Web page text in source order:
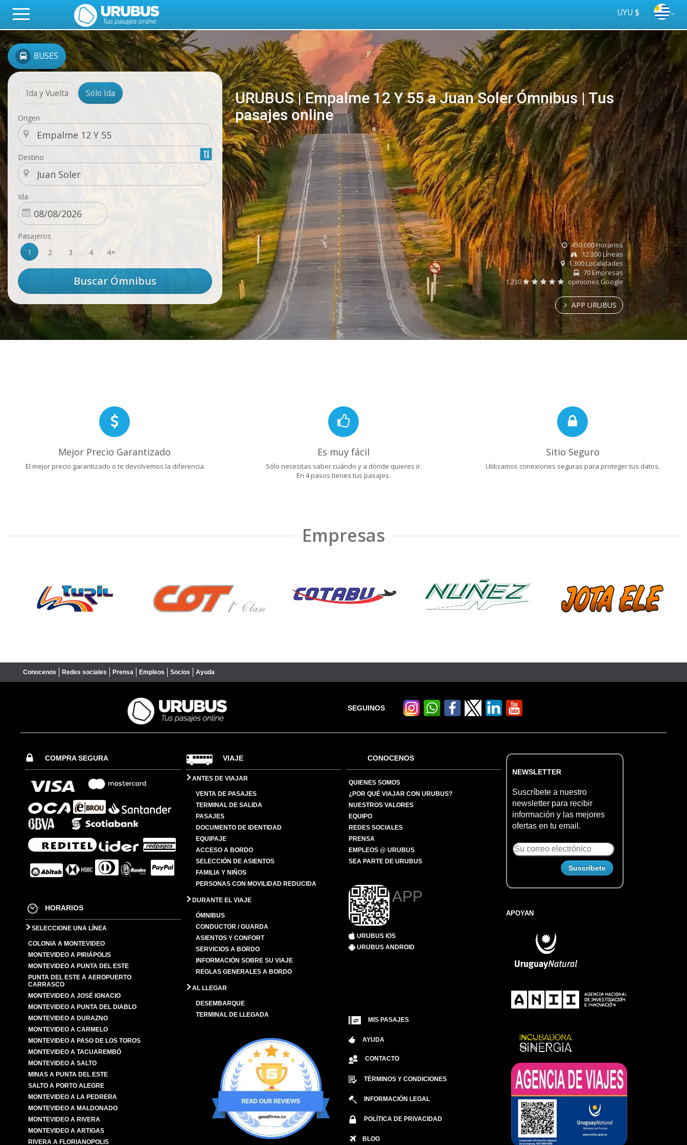
UYU $
BUSES
Ida y Vuelta Sólo Ida
Origen
Destino
Ida
Pasajeros
1
2 3 4 4+
URUBUS | Empalme 12 Y 55 a Juan Soler Ómnibus | Tus
pasajes online
online
Tus
ómnibus
450.000 Horarios
12.300 Líneas
1.300 Localidades
70 Empresas
1.230
opiniones Google
APP URUBUS
Mejor Precio Garantizado
El mejor precio garantizado o te devolvemos la diferencia
Es muy fácil
Sólo necesitas saber cuándo y a dónde quieres ir.
En 4 pasos tienes tus pasajes.
Sitio Seguro
Utilizamos conexiones seguras para proteger tus datos.
Empresas
Conocenos Redes sociales Prensa Empleos Socios Ayuda
SEGUINOS
COMPRA SEGURA
HORARIOS
SELECCIONE UNA LÍNEA
COLONIA A MONTEVIDEO
MONTEVIDEO A PIRIÁPOLIS
MONTEVIDEO A PUNTA DEL ESTE
PUNTA DEL ESTE A AEROPUERTO
CARRASCO
MONTEVIDEO A JOSÉ IGNACIO
MONTEVIDEO A PUNTA DEL DIABLO
MONTEVIDEO A DURAZNO
MONTEVIDEO A CARMELO
MONTEVIDEO A PASO DE LOS TOROS
MONTEVIDEO A TACUAREMBÓ
MONTEVIDEO A SALTO
MINAS A PUNTA DEL ESTE
SALTO A PORTO ALEGRE
MONTEVIDEO A LA PEDRERA
MONTEVIDEO A MALDONADO
MONTEVIDEO A RIVERA
MONTEVIDEO A ARTIGAS
RIVERA A FLORIANOPOLIS
VIAJE
ANTES DE VIAJAR
VENTA DE PASAJES
TERMINAL DE SALIDA
PASAJES
DOCUMENTO DE IDENTIDAD
EQUIPAJE
ACCESO A BORDO
SELECCIÓN DE ASIENTOS
FAMILIA Y NIÑOS
PERSONAS CON MOVILIDAD REDUCIDA
DURANTE EL VIAJE
ÓMNIBUS
CONDUCTOR / GUARDA
ASIENTOS Y CONFORT
SERVICIOS A BORDO
INFORMACIÓN SOBRE SU VIAJE
REGLAS GENERALES A BORDO
AL LLEGAR
DESEMBARQUE
TERMINAL DE LLEGADA
CONOCENOS
QUIENES SOMOS
¿POR QUÉ VIAJAR CON URUBUS?
NUESTROS VALORES
EQUIPO
REDES SOCIALES
PRENSA
EMPLEOS @ URUBUS
SEA PARTE DE URUBUS
APP
URUBUS IOS
URUBUS ANDROID
MIS PASAJES
AYUDA
CONTACTO
TÉRMINOS Y CONDICIONES
INFORMACIÓN LEGAL
POLÍTICA DE PRIVACIDAD
BLOG
NEWSLETTER
Suscríbete a nuestro
newsletter para recibir
información y las mejores
ofertas en tu email.
APOYAN